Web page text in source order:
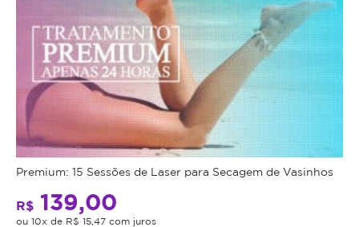
Premium: 15 Sessões de Laser para Secagem de Vasinhos
R$ 139,00
ou 10x de R$ 15,47 com juros